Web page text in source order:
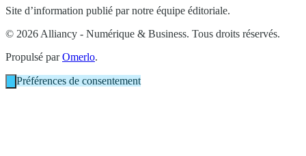
Site d’information publié par notre équipe éditoriale.
© 2026 Alliancy - Numérique & Business. Tous droits réservés.
Propulsé parOmerlo.
Préférences de consentement